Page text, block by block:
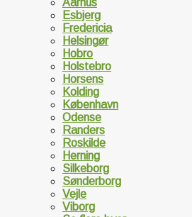
Esbjerg
Fredericia
Helsingør
Hobro
Holstebro
Horsens
Kolding
København
Odense
Randers
Roskilde
Herning
Silkeborg
Sønderborg
Vejle
Viborg